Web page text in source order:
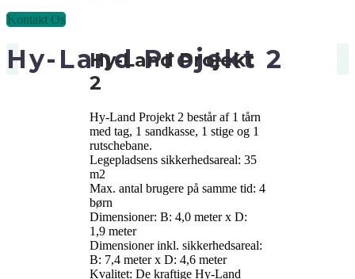
Kontakt Os
Hy-Land Projekt 2
Hy-Land Projekt
2
Hy-Land Projekt 2 består af 1 tårn
med tag, 1 sandkasse, 1 stige og 1
rutschebane.
Legepladsens sikkerhedsareal: 35
m2
Max. antal brugere på samme tid: 4
børn
Dimensioner: B: 4,0 meter x D:
1,9 meter
Dimensioner inkl. sikkerhedsareal:
B: 7,4 meter x D: 4,6 meter
Kvalitet: De kraftige Hy-Land